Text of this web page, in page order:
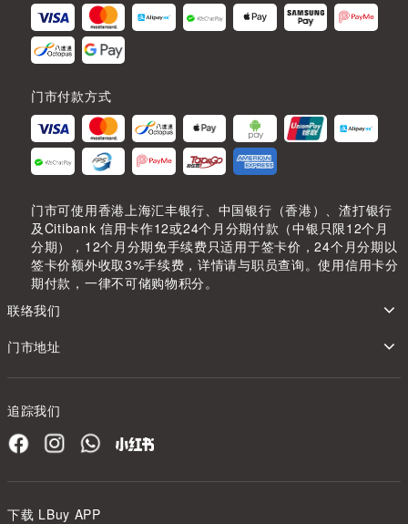
门市付款方式
门市可使用香港上海汇丰银行、中国银行（香港）、渣打银行
及Citibank 信用卡作12或24个月分期付款（中银只限12个月
分期），12个月分期免手续费只适用于签卡价，24个月分期以
签卡价额外收取3%手续费，详情请与职员查询。使用信用卡分
期付款，一律不可储购物积分。
联络我们
门市地址
追踪我们
下载 LBuy APP